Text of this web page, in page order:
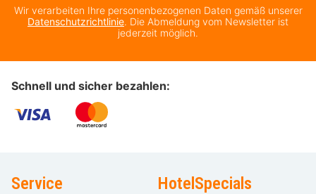
Wir verarbeiten Ihre personenbezogenen Daten gemäß unserer
Datenschutzrichtlinie. Die Abmeldung vom Newsletter ist
jederzeit möglich.
Schnell und sicher bezahlen:
Service HotelSpecials